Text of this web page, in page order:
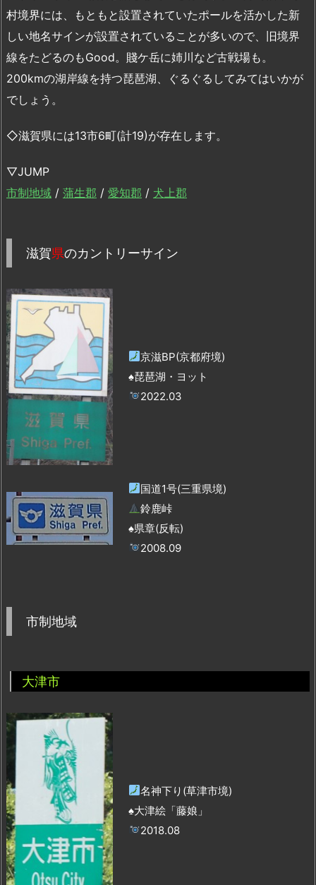
村境界には、もともと設置されていたポールを活かした新
しい地名サインが設置されていることが多いので、旧境界
線をたどるのもGood。賤ケ岳に姉川など古戦場も。
200kmの湖岸線を持つ琵琶湖、ぐるぐるしてみてはいかが
でしょう。
◇滋賀県には13市6町(計19)が存在します。
▽JUMP
市制地域 / 蒲生郡 / 愛知郡 / 犬上郡
滋賀県のカントリーサイン
京滋BP(京都府境)
♠琵琶湖・ヨット
2022.03
国道1号(三重県境)
鈴鹿峠
♠県章(反転)
2008.09
市制地域
大津市
名神下り(草津市境)
♠大津絵「藤娘」
2018.08